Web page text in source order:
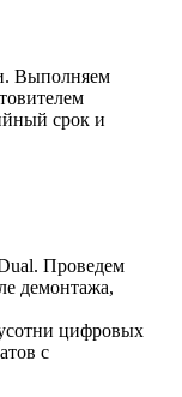
Выполняем
срок и
Проведем
демонтажа,
цифровых
с